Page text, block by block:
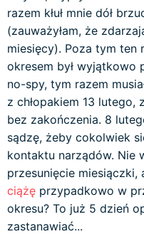
razem kłuł mnie dół
(zauważyłam, że
miesięcy). Poza tym ten
okresem był wyjątkowo
no-spy, tym razem
z chłopakiem 13
bez zakończenia. 8
sądzę, żeby cokolwiek
kontaktu narządów. Nie
przesunięcie
ciążę przypadkowo w
okresu? To już 5 dzień
zastanawiać...